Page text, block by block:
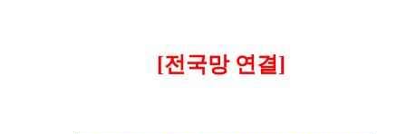
[전국망 연결]